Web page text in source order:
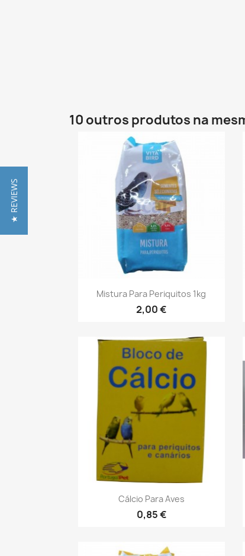
10 outros produtos na
Mistura Para Periquitos 1kg
2,00 €
Vista rápida
Cálcio Para Aves
0,85 €
Vista rápida
★ REVIEWS